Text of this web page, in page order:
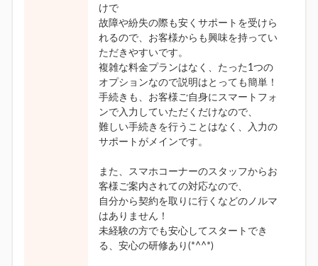
けで
故障や紛失の際も安くサポートを受けら
れるので、お客様からも興味を持ってい
ただきやすいです。
複雑な料金プランはなく、たった1つの
オプションなので説明はとっても簡単！
手続きも、お客様ご自身にスマートフォ
ンで入力していただくだけなので、
難しい手続きを行うことはなく、入力の
サポートがメインです。
また、スマホコーナーのスタッフからお
客様ご案内されての対応なので、
自分から契約を取りに行くなどのノルマ
はありません！
未経験の方でも安心してスタートでき
る、安心の研修あり(*^^*)